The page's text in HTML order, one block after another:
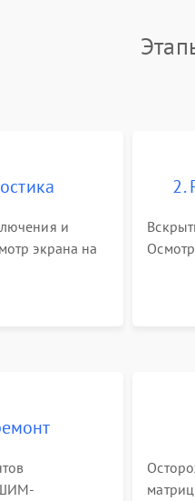
и
экрана на
к ПК
2.
ШИМ-